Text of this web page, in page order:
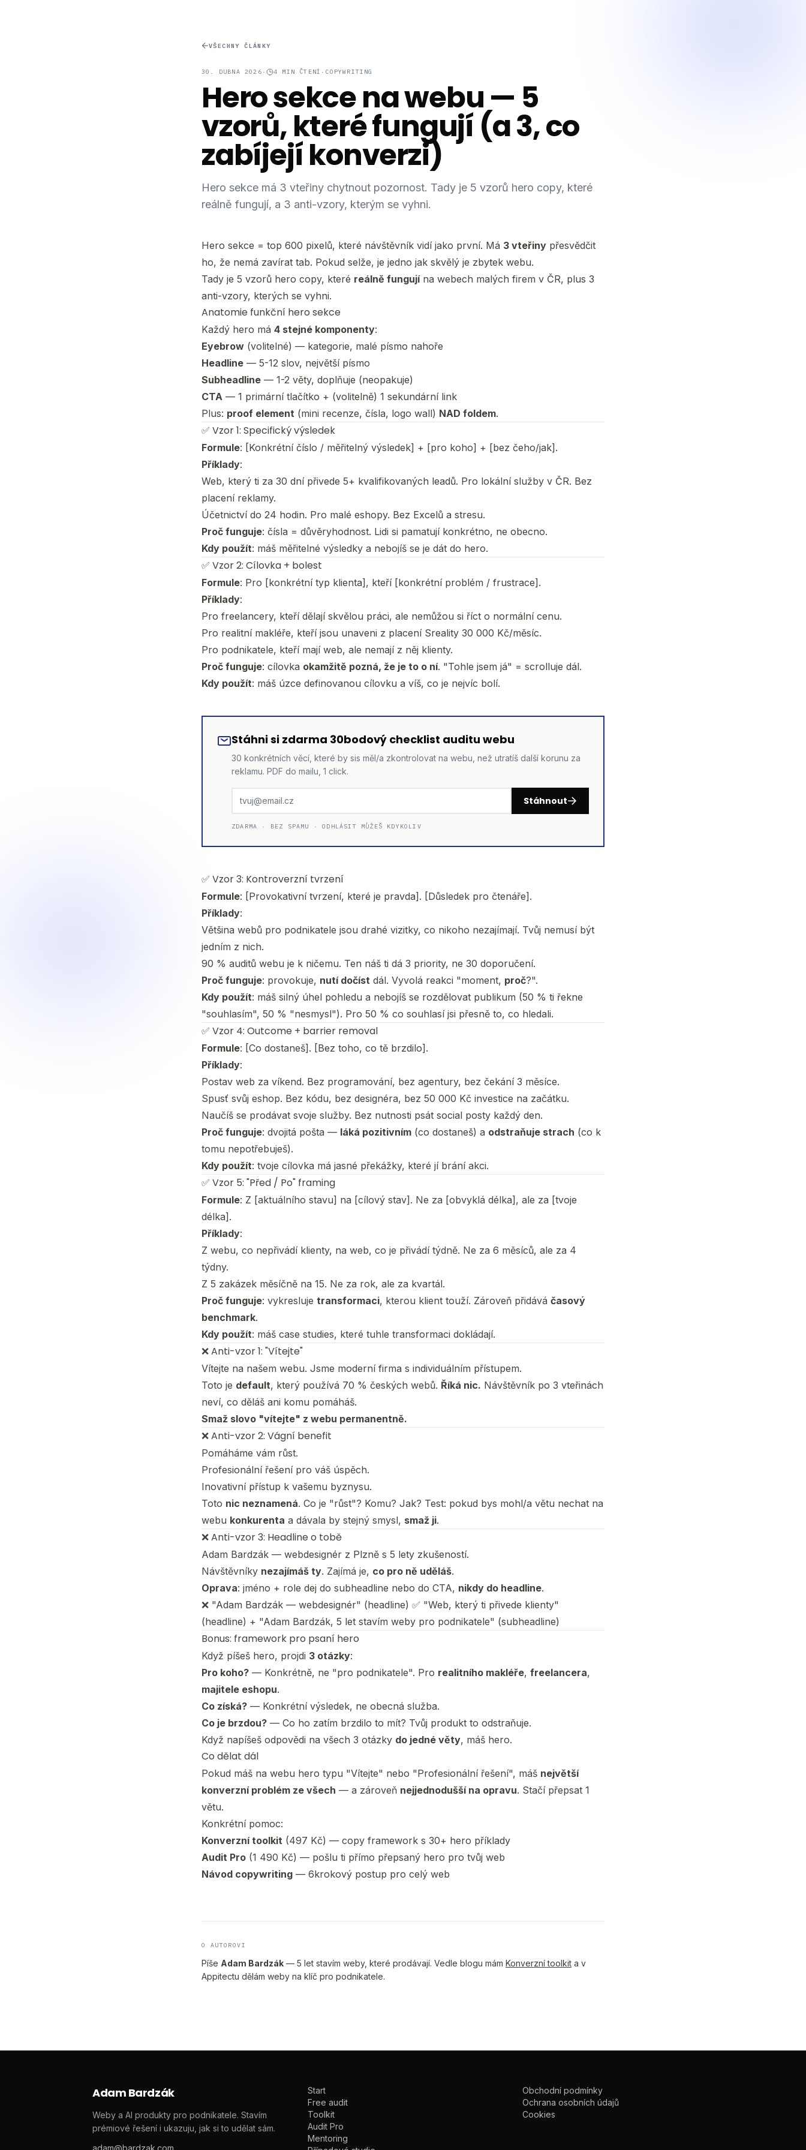
VŠECHNY ČLÁNKY
30. DUBNA 2026 · 4 MIN ČTENÍ · COPYWRITING
Hero sekce na webu — 5
vzorů, které fungují (a 3, co
zabíjejí konverzi)
Hero sekce má 3 vteřiny chytnout pozornost. Tady je 5 vzorů hero copy, které
reálně fungují, a 3 anti-vzory, kterým se vyhni.
Hero sekce = top 600 pixelů, které návštěvník vidí jako první. Má 3 vteřiny přesvědčit
ho, že nemá zavírat tab. Pokud selže, je jedno jak skvělý je zbytek webu.
Tady je 5 vzorů hero copy, které reálně fungujína webech malých firem v ČR, plus 3
anti-vzory, kterých se vyhni.
Anatomie funkční hero sekce
Každý hero má 4 stejné komponenty:
Eyebrow (volitelné) — kategorie, malé písmo nahoře
Headline — 5-12 slov, největší písmo
Subheadline — 1-2 věty, doplňuje (neopakuje)
CTA — 1 primární tlačítko + (volitelně) 1 sekundární link
Plus: proof element (mini recenze, čísla, logo wall) NAD foldem.
✅ Vzor 1: Specifický výsledek
Formule: [Konkrétní číslo / měřitelný výsledek] + [pro koho] + [bez čeho/jak].
Příklady:
Web, který ti za 30 dní přivede 5+ kvalifikovaných leadů. Pro lokální služby v ČR. Bez
placení reklamy.
Účetnictví do 24 hodin. Pro malé eshopy. Bez Excelů a stresu.
Proč funguje: čísla = důvěryhodnost. Lidi si pamatují konkrétno, ne obecno.
Kdy použít: máš měřitelné výsledky a nebojíš se je dát do hero.
✅ Vzor 2: Cílovka + bolest
Formule: Pro [konkrétní typ klienta], kteří [konkrétní problém / frustrace].
Příklady:
Pro freelancery, kteří dělají skvělou práci, ale nemůžou si říct o normální cenu.
Pro realitní makléře, kteří jsou unaveni z placení Sreality 30 000 Kč/měsíc.
Pro podnikatele, kteří mají web, ale nemají z něj klienty.
Proč funguje: cílovka okamžitě pozná, že je to o ní. "Tohle jsem já" = scrolluje dál.
Kdy použít: máš úzce definovanou cílovku a víš, co je nejvíc bolí.
Stáhni si zdarma 30bodový checklist auditu webu
30 konkrétních věcí, které by sis měl/a zkontrolovat na webu, než utratíš další korunu za
reklamu. PDF do mailu, 1 click.
Stáhnout
ZDARMA · BEZ SPAMU · ODHLÁSIT MŮŽEŠ KDYKOLIV
✅ Vzor 3: Kontroverzní tvrzení
Formule: [Provokativní tvrzení, které je pravda]. [Důsledek pro čtenáře].
Příklady:
Většina webů pro podnikatele jsou drahé vizitky, co nikoho nezajímají. Tvůj nemusí být
jedním z nich.
90 % auditů webu je k ničemu. Ten náš ti dá 3 priority, ne 30 doporučení.
Proč funguje: provokuje, nutí dočíst dál. Vyvolá reakci "moment, proč?".
Kdy použít: máš silný úhel pohledu a nebojíš se rozdělovat publikum (50 % ti řekne
"souhlasím", 50 % "nesmysl"). Pro 50 % co souhlasí jsi přesně to, co hledali.
✅ Vzor 4: Outcome + barrier removal
Formule: [Co dostaneš]. [Bez toho, co tě brzdilo].
Příklady:
Postav web za víkend. Bez programování, bez agentury, bez čekání 3 měsíce.
Spusť svůj eshop. Bez kódu, bez designéra, bez 50 000 Kč investice na začátku.
Naučíš se prodávat svoje služby. Bez nutnosti psát social posty každý den.
Proč funguje: dvojitá pošta — láká pozitivním (co dostaneš) a odstraňuje strach (co k
tomu nepotřebuješ).
Kdy použít: tvoje cílovka má jasné překážky, které jí brání akci.
✅ Vzor 5: "Před / Po" framing
Formule: Z [aktuálního stavu] na [cílový stav]. Ne za [obvyklá délka], ale za [tvoje
délka].
Příklady:
Z webu, co nepřivádí klienty, na web, co je přivádí týdně. Ne za 6 měsíců, ale za 4
týdny.
Z 5 zakázek měsíčně na 15. Ne za rok, ale za kvartál.
Proč funguje: vykresluje transformaci, kterou klient touží. Zároveň přidává časový
benchmark.
Kdy použít: máš case studies, které tuhle transformaci dokládají.
❌ Anti-vzor 1: "Vítejte"
Vítejte na našem webu. Jsme moderní firma s individuálním přístupem.
Toto je default, který používá 70 % českých webů. Říká nic. Návštěvník po 3 vteřinách
neví, co děláš ani komu pomáháš.
Smaž slovo "vítejte" z webu permanentně.
❌ Anti-vzor 2: Vágní benefit
Pomáháme vám růst.
Profesionální řešení pro váš úspěch.
Inovativní přístup k vašemu byznysu.
Toto nic neznamená. Co je "růst"? Komu? Jak? Test: pokud bys mohl/a větu nechat na
webu konkurenta a dávala by stejný smysl, smaž ji.
❌ Anti-vzor 3: Headline o tobě
Adam Bardzák — webdesignér z Plzně s 5 lety zkušeností.
Návštěvníky nezajímáš ty. Zajímá je, co pro ně uděláš.
Oprava: jméno + role dej do subheadline nebo do CTA, nikdy do headline.
❌ "Adam Bardzák — webdesignér" (headline) ✅ "Web, který ti přivede klienty"
(headline) + "Adam Bardzák, 5 let stavím weby pro podnikatele" (subheadline)
Bonus: framework pro psaní hero
Když píšeš hero, projdi 3 otázky:
Pro koho? — Konkrétně, ne "pro podnikatele". Pro realitního makléře, freelancera,
majitele eshopu.
Co získá? — Konkrétní výsledek, ne obecná služba.
Co je brzdou? — Co ho zatím brzdilo to mít? Tvůj produkt to odstraňuje.
Když napíšeš odpovědi na všech 3 otázky do jedné věty, máš hero.
Co dělat dál
Pokud máš na webu hero typu "Vítejte" nebo "Profesionální řešení", máš největší
konverzní problém ze všech — a zároveň nejjednodušší na opravu. Stačí přepsat 1
větu.
Konkrétní pomoc:
Konverzní toolkit (497 Kč) — copy framework s 30+ hero příklady
Audit Pro (1 490 Kč) — pošlu ti přímo přepsaný hero pro tvůj web
Návod copywriting — 6krokový postup pro celý web
O AUTOROVI
Píše Adam Bardzák — 5 let stavím weby, které prodávají. Vedle blogu mám Konverzní toolkit a v
Appitectu dělám weby na klíč pro podnikatele.
Adam Bardzák
Weby a AI produkty pro podnikatele. Stavím
prémiové řešení i ukazuju, jak si to udělat sám.
adam@bardzak.com
Start
Free audit
Toolkit
Audit Pro
Mentoring
Obchodní podmínky
Ochrana osobních údajů
Cookies